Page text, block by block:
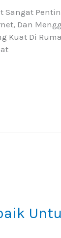
Sangat
Dan
Di